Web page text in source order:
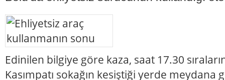
Edinilen bilgiye göre kaza, saat 17.30
Kasımpatı sokağın kesiştiği yerde meydana